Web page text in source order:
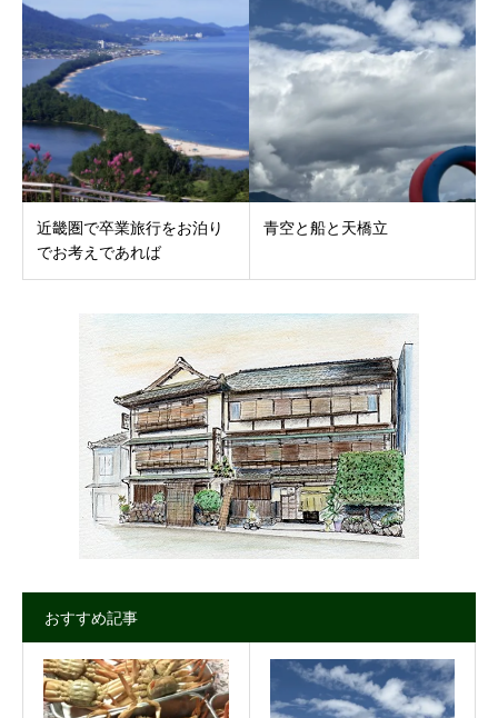
近畿圏で卒業旅行をお泊り
でお考えであれば
青空と船と天橋立
おすすめ記事